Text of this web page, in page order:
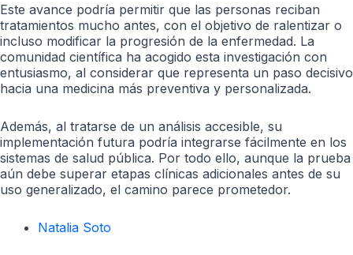
Este avance podría permitir que las personas reciban
tratamientos mucho antes, con el objetivo de ralentizar o
incluso modificar la progresión de la enfermedad. La
comunidad científica ha acogido esta investigación con
entusiasmo, al considerar que representa un paso decisivo
hacia una medicina más preventiva y personalizada.
Además, al tratarse de un análisis accesible, su
implementación futura podría integrarse fácilmente en los
sistemas de salud pública. Por todo ello, aunque la prueba
aún debe superar etapas clínicas adicionales antes de su
uso generalizado, el camino parece prometedor.
Natalia Soto